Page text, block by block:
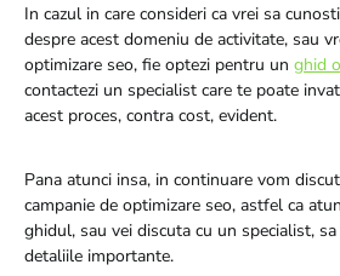
In cazul in care consideri ca vrei sa
despre acest domeniu de activitate, sau
optimizare seo, fie optezi pentru un ghid
contactezi un specialist care te poate
acest proces, contra cost, evident.
Pana atunci insa, in continuare vom
campanie de optimizare seo, astfel ca
ghidul, sau vei discuta cu un specialist,
detaliile importante.